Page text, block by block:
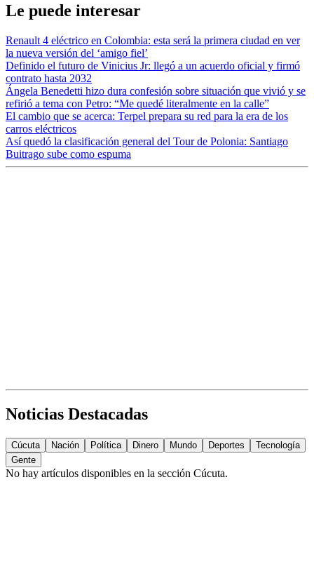
Le puede interesar
Renault 4 eléctrico en Colombia: esta será la primera ciudad en ver
la nueva versión del ‘amigo fiel’
Definido el futuro de Vinicius Jr: llegó a un acuerdo oficial y firmó
contrato hasta 2032
Ángela Benedetti hizo dura confesión sobre situación que vivió y se
refirió a tema con Petro: “Me quedé literalmente en la calle”
El cambio que se acerca: Terpel prepara su red para la era de los
carros eléctricos
Así quedó la clasificación general del Tour de Polonia: Santiago
Buitrago sube como espuma
Noticias Destacadas
Cúcuta Nación Política Dinero Mundo Deportes
Tecnología
Gente
No hay artículos disponibles en la sección Cúcuta.